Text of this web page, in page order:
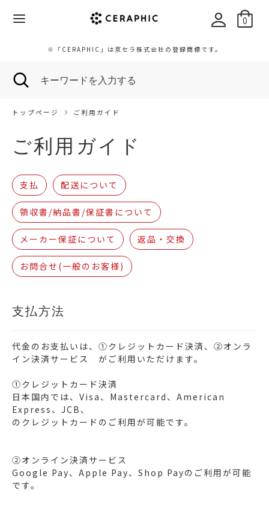
0
※「CERAPHIC」は京セラ株式会社の登録商標です。
ワ
ー
を
力
す
検
索
ー
を
入
す
る
トップページ ご利用ガイド
ご利用ガイド
支払 配送について
領収書/納品書/保証書について
メーカー保証について 返品・交換
お問合せ(一般のお客様)
支払方法
代金のお支払いは、①クレジットカード決済、②オンラ
イン決済サービス がご利用いただけます。
①クレジットカード決済
日本国内では、Visa、Mastercard、American
Express、JCB、
のクレジットカードのご利用が可能です。
②オンライン決済サービス
Google Pay、Apple Pay、Shop Payのご利用が可能
です。